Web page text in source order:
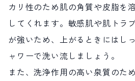
カリ性のため肌の角質や皮脂を
してくれます。敏感肌や肌トラ
が強いため、上がるときにはし
ャワーで洗い流しましょう。
また、洗浄作用の高い泉質のた